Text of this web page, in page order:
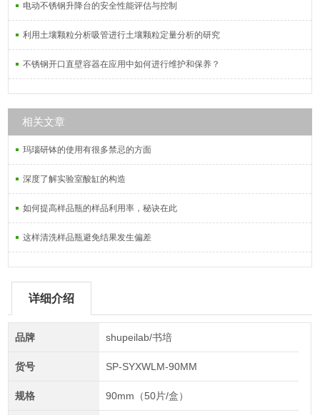
电动不锈钢升降台的安全性能评估与控制
利用土壤颗粒分析吸管进行土壤颗粒定量分析的研究
不锈钢开口直壁容器在应用中如何进行维护和保养？
相关文章
玛瑙研钵的使用有很多禁忌的方面
深度了解实验室酸缸的构造
如何提高样品瓶的样品利用率，秘诀在此
这样清洗样品瓶避免结果发生偏差
详细介绍
品牌 shupeilab/书培
货号 SP-SYXWLM-90MM
规格 90mm（50片/盒）